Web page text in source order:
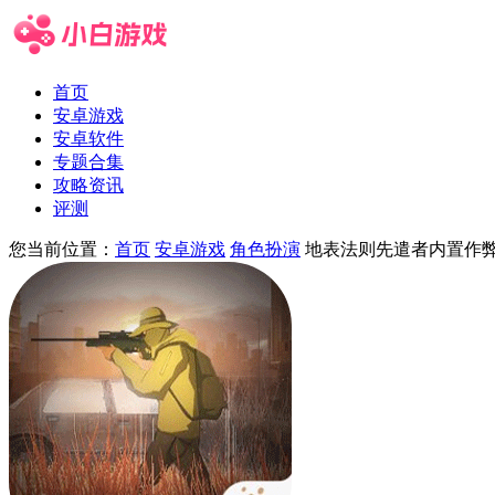
首页
安卓游戏
安卓软件
专题合集
攻略资讯
评测
您当前位置： 首页 安卓游戏 角色扮演 地表法则先遣者内置作